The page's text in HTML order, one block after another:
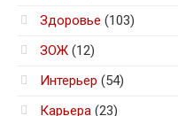
Здоровье (103)
ЗОЖ (12)
Интерьер (54)
Карьера (23)